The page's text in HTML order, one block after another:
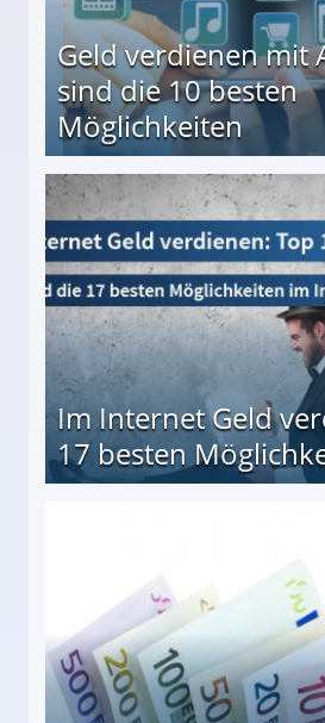
Geld verdienen mit
sind die 10 besten
Möglichkeiten
besten Möglichkeiten
Im Internet Geld
17 besten